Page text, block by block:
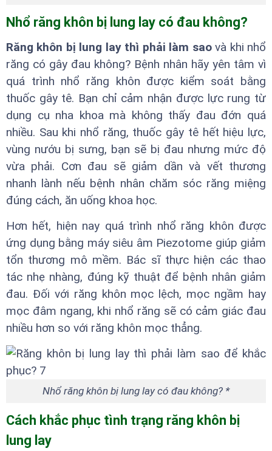
Nhổ răng khôn bị lung lay có đau không?
Răng khôn bị lung lay thì phải làm saovà khi nhổ
răng có gây đau không? Bệnh nhân hãy yên tâm vì
quá trình nhổ răng khôn được kiểm soát bằng
thuốc gây tê. Bạn chỉ cảm nhận được lực rung từ
dụng cụ nha khoa mà không thấy đau đớn quá
nhiều. Sau khi nhổ răng, thuốc gây tê hết hiệu lực,
vùng nướu bị sưng, bạn sẽ bị đau nhưng mức độ
vừa phải. Cơn đau sẽ giảm dần và vết thương
nhanh lành nếu bệnh nhân chăm sóc răng miệng
đúng cách, ăn uống khoa học.
Hơn hết, hiện nay quá trình nhổ răng khôn được
ứng dụng bằng máy siêu âm Piezotome giúp giảm
tổn thương mô mềm. Bác sĩ thực hiện các thao
tác nhẹ nhàng, đúng kỹ thuật để bệnh nhân giảm
đau. Đối với răng khôn mọc lệch, mọc ngầm hay
mọc đâm ngang, khi nhổ răng sẽ có cảm giác đau
nhiều hơn so với răng khôn mọc thẳng.
Nhổ răng khôn bị lung lay có đau không? *
Cách khắc phục tình trạng răng khôn bị
lung lay